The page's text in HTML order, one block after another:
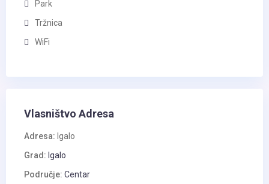
Park
Tržnica
WiFi
Vlasništvo Adresa
Adresa: Igalo
Grad: Igalo
Područje: Centar